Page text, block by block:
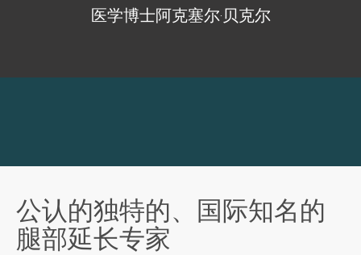
医学博士阿克塞尔·贝克尔
公认的独特的、国际知名的
腿部延长专家